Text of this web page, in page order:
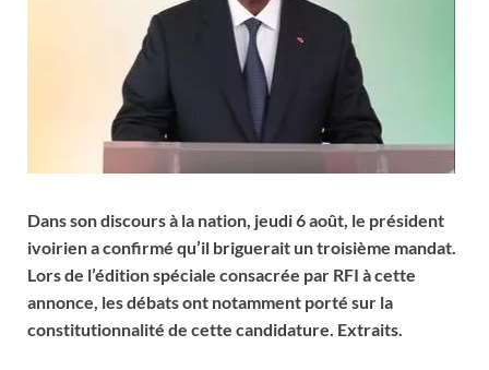
Dans son discours à la nation, jeudi 6 août, le président
ivoirien a confirmé qu’il briguerait un troisième mandat.
Lors de l’édition spéciale consacrée par RFI à cette
annonce, les débats ont notamment porté sur la
constitutionnalité de cette candidature. Extraits.